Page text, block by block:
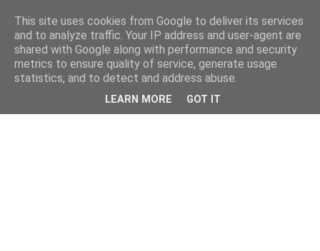
This site uses cookies from Google to deliver its services
and to analyze traffic. Your IP address and user-agent are
shared with Google along with performance and security
metrics to ensure quality of service, generate usage
statistics, and to detect and address abuse.
LEARN MORE GOT IT